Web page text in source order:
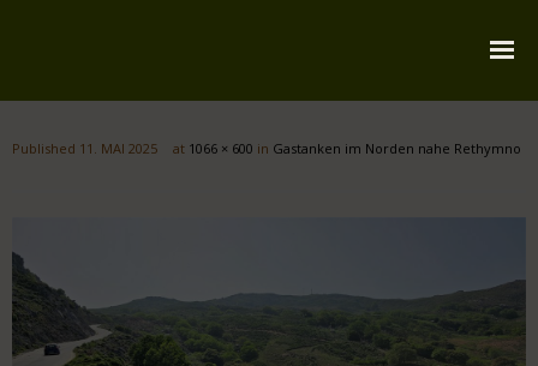
Kontakt
Published 11. MAI 2025 at 1066 × 600 in Gastanken im Norden nahe Rethymno